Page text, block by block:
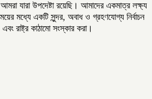
যারা উপদেষ্টা রয়েছি। আমাদের একমাত্র লক্ষ্য
মধ্যে একটি সুন্দর, অবাধ ও গ্রহণযোগ্য নির্বাচন
রাষ্ট্র কাঠামো সংস্কার করা।